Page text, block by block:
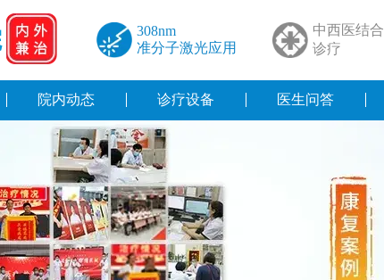
308nm
准分子激光应用
中西医结合
诊疗
院内动态 诊疗设备 医生问答